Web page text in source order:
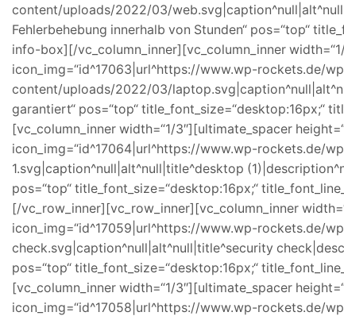
content/uploads/2022/03/
Fehlerbehebung innerhalb von Stunden“ pos=“top“
info-box][/vc_column_inner][vc_column_inner
icon_img=“id^17063|url^https://www.wp-rockets.de/
content/uploads/2022/03/
garantiert“ pos=“top“ title_font_size=“desktop:16px;“
[vc_column_inner width=“1/3″][ultimate_spacer
icon_img=“id^17064|url^https://www.wp-rockets.de/
1.svg|caption^null|alt^null|title^desktop
pos=“top“ title_font_size=“desktop:16px;“
[/vc_row_inner][vc_row_inner][vc_column_inner
icon_img=“id^17059|url^https://www.wp-rockets.de/
check.svg|caption^null|alt^null|title^security
pos=“top“ title_font_size=“desktop:16px;“
[vc_column_inner width=“1/3″][ultimate_spacer
icon_img=“id^17058|url^https://www.wp-rockets.de/